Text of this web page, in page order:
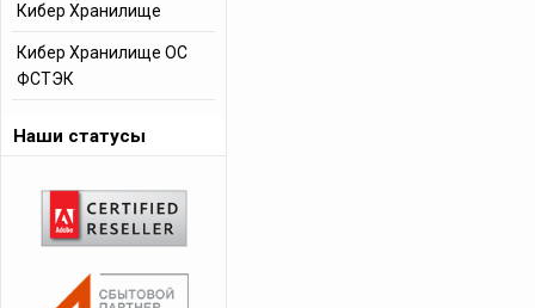
Кибер Хранилище
Кибер Хранилище ОС
ФСТЭК
Наши статусы